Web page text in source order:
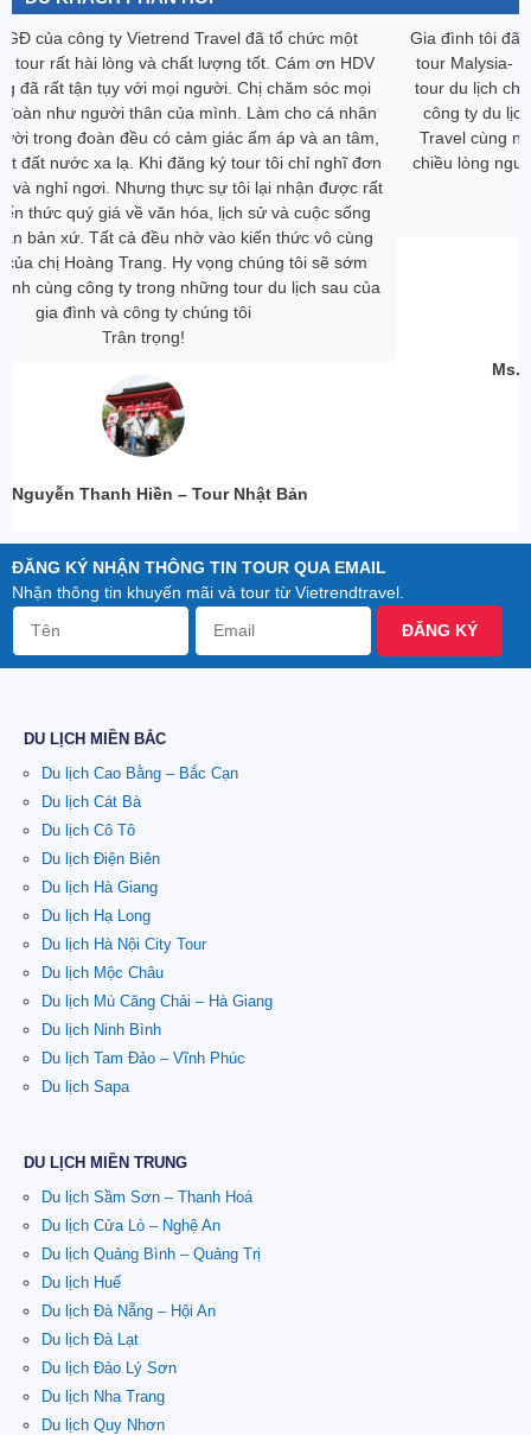
Gia đình tôi đã gắn bó với Vietrend Travel nhiều năm, qua nhiều
tour Malysia- Singapor, Hàn Quốc, Thái Lan… và hôm nay sau
tour du lịch châu Âu thì gia đình tôi đã rất vui vì chọn được một
công ty du lịch cực kì ưng ‎ý. Gia đình tôi rất cảm ơn Vietrend
Travel cùng những HDV tận tâm, không ngại khó, ngại khổ đã
chiều lòng người già và chăm sóc mọi người trong đoàn rất chu
đáo.
Trân trọng,
ĐĂNG KÝ NHẬN THÔNG TIN TOUR QUA EMAIL
Nhận thông tin khuyến mãi và tour từ Vietrendtravel.
ĐĂNG KÝ
DU LỊCH MIỀN BẮC
Du lịch Cao Bằng – Bắc Cạn
Du lịch Cát Bà
Du lịch Cô Tô
Du lịch Điện Biên
Du lịch Hà Giang
Du lịch Hạ Long
Du lịch Hà Nội City Tour
Du lịch Mộc Châu
Du lịch Mù Căng Chải – Hà Giang
Du lịch Ninh Bình
Du lịch Tam Đảo – Vĩnh Phúc
Du lịch Sapa
DU LỊCH MIỀN TRUNG
Du lịch Sầm Sơn – Thanh Hoá
Du lịch Cửa Lò – Nghệ An
Du lịch Quảng Bình – Quảng Trị
Du lịch Huế
Du lịch Đà Nẵng – Hội An
Du lịch Đà Lạt
Du lịch Đảo Lý Sơn
Du lịch Nha Trang
Du lịch Quy Nhơn